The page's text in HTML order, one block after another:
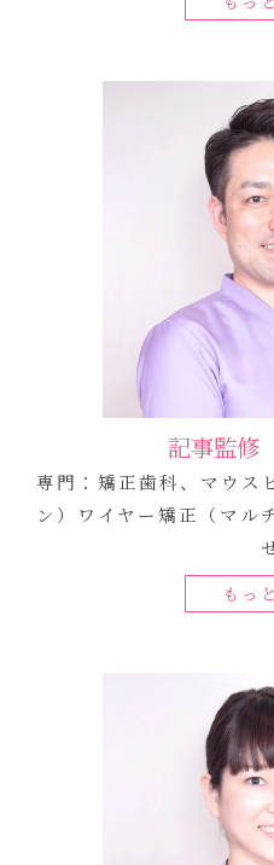
記事監
専門：矯正歯科、マウス
ン）ワイヤー矯正（マル
もっ